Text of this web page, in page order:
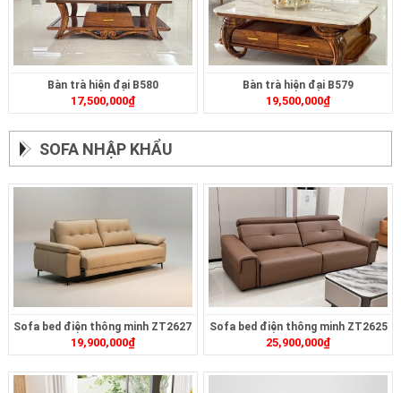
Bàn trà hiện đại B580
17,500,000₫
Bàn trà hiện đại B579
19,500,000₫
SOFA NHẬP KHẨU
Sofa bed điện thông minh ZT2627
19,900,000₫
Sofa bed điện thông minh ZT2625
25,900,000₫